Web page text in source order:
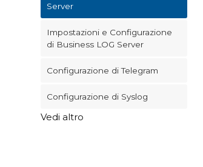
Server
Impostazioni e Configurazione
di Business LOG Server
Configurazione di Telegram
Configurazione di Syslog
Vedi altro